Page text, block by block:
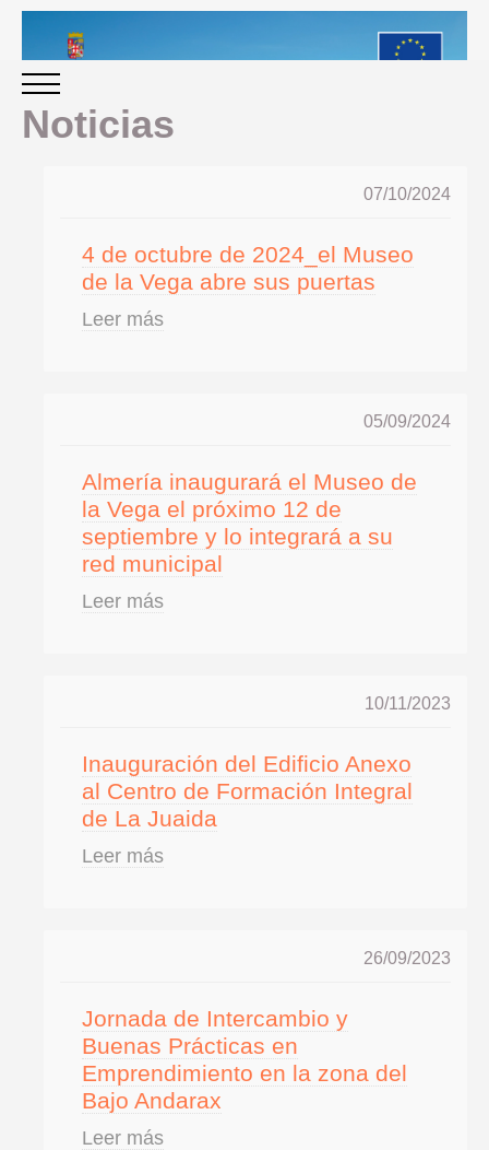
PROGRAMACIÓN
OBJETIVO TEMATICO 2
LINEA 1: MODERNIZAR LA ADMINISTRACION ELECTRONICA
OBJETIVO TEMATICO 4
OBJETIVO TEMATICO 6
LINEA 8: COMUNICACION EDUSI
NORMATIVA
DOCUMENTACIÓN
CONVOCATORIAS
OBJETIVOS
INDICADORES PRODUCTIVIDAD
INDICADORES RESULTADO
COMUNICACIÓN
INDICADORES DE COMUNICACION
NOTICIAS
COMPROMISO ANTIFRAUDE
CANAL DE DENUNCIAS
Noticias
07/10/2024
4 de octubre de 2024_el Museo
de la Vega abre sus puertas
Leer más
05/09/2024
Almería inaugurará el Museo de
la Vega el próximo 12 de
septiembre y lo integrará a su
red municipal
Leer más
10/11/2023
Inauguración del Edificio Anexo
al Centro de Formación Integral
de La Juaida
Leer más
26/09/2023
Jornada de Intercambio y
Buenas Prácticas en
Emprendimiento en la zona del
Bajo Andarax
Leer más